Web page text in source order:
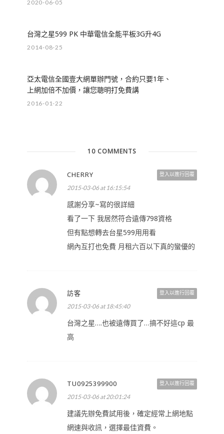
2020-06-05
台灣之星599 PK 中華電信全能平板3G升4G
2014-08-25
亞太電信全國壹大網單辦門號，合約只要1年、
上網加倍不加價，讓您聰明打免費講
2016-01-22
10 COMMENTS
登入以進行回覆
CHERRY
2015-03-06 at 16:15:54
感謝分享~寫的很詳細
看了一下 我居然符合遠傳798資格
但有點想轉去台星599用用看
網內互打也免費 月租六百以下真的蠻優的
登入以進行回覆
訪客
2015-03-06 at 18:45:40
台灣之星….也被遠傳買了…搞不好這cp 最
高
登入以進行回覆
TU0925399900
2015-03-06 at 20:01:24
建議先辦免費試用後，確定經常上網地點
網速與收訊，選擇最佳資費。